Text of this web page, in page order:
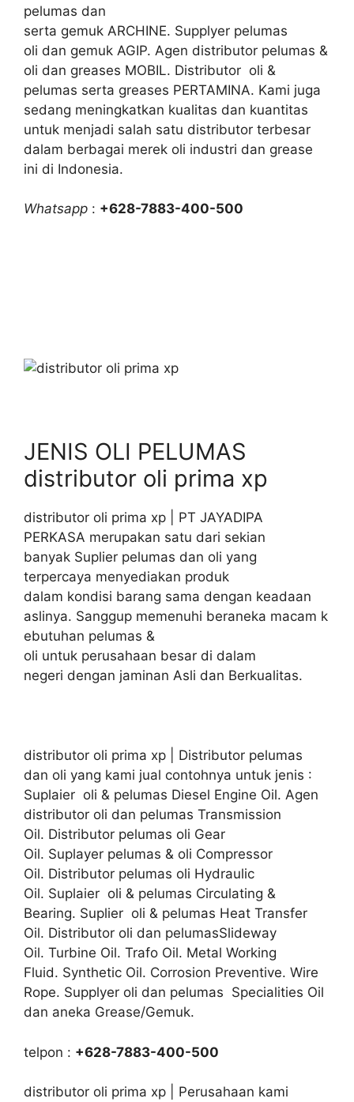
pelumas dan
serta gemuk ARCHINE. Supplyer pelumas
oli dan gemuk AGIP. Agen distributor pelumas &
oli dan greases MOBIL. Distributor oli &
pelumas serta greases PERTAMINA. Kami juga
sedang meningkatkan kualitas dan kuantitas
untuk menjadi salah satu distributor terbesar
dalam berbagai merek oli industri dan grease
ini di Indonesia.
Whatsapp : +628-7883-400-500
JENIS OLI PELUMAS
distributor oli prima xp
distributor oli prima xp | PT JAYADIPA
PERKASA merupakan satu dari sekian
banyak Suplier pelumas dan oli yang
terpercaya menyediakan produk
dalam kondisi barang sama dengan keadaan
aslinya. Sanggup memenuhi beraneka macam k
ebutuhan pelumas &
oli untuk perusahaan besar di dalam
negeri dengan jaminan Asli dan Berkualitas.
distributor oli prima xp | Distributor pelumas
dan oli yang kami jual contohnya untuk jenis :
Suplaier oli & pelumas Diesel Engine Oil. Agen
distributor oli dan pelumas Transmission
Oil. Distributor pelumas oli Gear
Oil. Suplayer pelumas & oli Compressor
Oil. Distributor pelumas oli Hydraulic
Oil. Suplaier oli & pelumas Circulating &
Bearing. Suplier oli & pelumas Heat Transfer
Oil. Distributor oli dan pelumasSlideway
Oil. Turbine Oil. Trafo Oil. Metal Working
Fluid. Synthetic Oil. Corrosion Preventive. Wire
Rope. Supplyer oli dan pelumas Specialities Oil
dan aneka Grease/Gemuk.
telpon : +628-7883-400-500
distributor oli prima xp | Perusahaan kami